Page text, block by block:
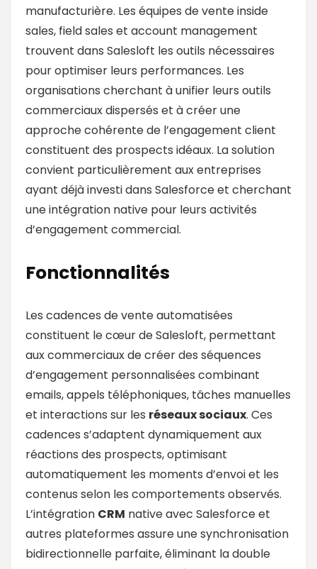
manufacturière. Les équipes de vente inside
sales, field sales et account management
trouvent dans Salesloft les outils nécessaires
pour optimiser leurs performances. Les
organisations cherchant à unifier leurs outils
commerciaux dispersés et à créer une
approche cohérente de l’engagement client
constituent des prospects idéaux. La solution
convient particulièrement aux entreprises
ayant déjà investi dans Salesforce et cherchant
une intégration native pour leurs activités
d’engagement commercial.
Fonctionnalités
Les cadences de vente automatisées
constituent le cœur de Salesloft, permettant
aux commerciaux de créer des séquences
d’engagement personnalisées combinant
emails, appels téléphoniques, tâches manuelles
et interactions sur les réseaux sociaux. Ces
cadences s’adaptent dynamiquement aux
réactions des prospects, optimisant
automatiquement les moments d’envoi et les
contenus selon les comportements observés.
L’intégration CRM native avec Salesforce et
autres plateformes assure une synchronisation
bidirectionnelle parfaite, éliminant la double